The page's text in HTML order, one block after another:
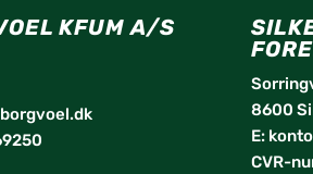
KFUM A/S
8600
E:
CVR-